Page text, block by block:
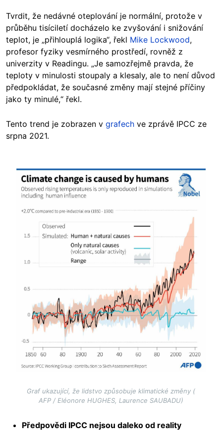
Tvrdit, že nedávné oteplování je normální, protože v
průběhu tisíciletí docházelo ke zvyšování i snižování
teplot, je „přihlouplá logika“, řekl Mike Lockwood,
profesor fyziky vesmírného prostředí, rovněž z
univerzity v Readingu. „Je samozřejmě pravda, že
teploty v minulosti stoupaly a klesaly, ale to není důvod
předpokládat, že současné změny mají stejné příčiny
jako ty minulé,“ řekl.
Tento trend je zobrazen v grafech ve zprávě IPCC ze
srpna 2021.
Image
Graf ukazující, že lidstvo způsobuje klimatické změny (
AFP / Eléonore HUGHES, Laurence SAUBADU)
Předpovědi IPCC nejsou daleko od reality